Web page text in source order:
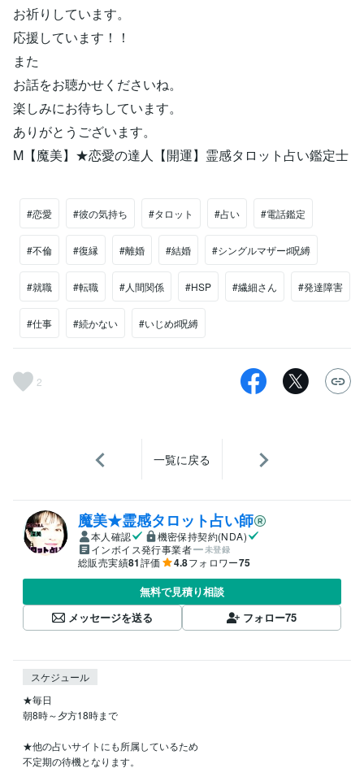
お祈りしています。
応援しています！！
また
お話をお聴かせくださいね。
楽しみにお待ちしています。
ありがとうございます。
M【魔美】★恋愛の達人【開運】霊感タロット占い鑑定士
#恋愛 #彼の気持ち #タロット #占い #電話鑑定
#不倫 #復縁 #離婚 #結婚 #シングルマザー♯呪縛
#就職 #転職 #人間関係 #HSP #繊細さん #発達障害
#仕事 #続かない #いじめ♯呪縛
2
一覧に戻る
魔美★霊感タロット占い師
本人確認
機密保持契約(NDA)
インボイス発行事業者
未登録
総販売実績81評価 4.8フォロワー75
無料で見積り相談
メッセージを送る
フォロー75
スケジュール
★毎日
朝8時～夕方18時まで
★他の占いサイトにも所属しているため
不定期の待機となります。